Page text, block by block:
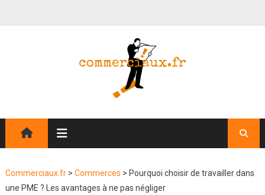
Commerciaux.fr> Commerces > Pourquoi choisir de travailler dans
une PME ? Les avantages à ne pas négliger